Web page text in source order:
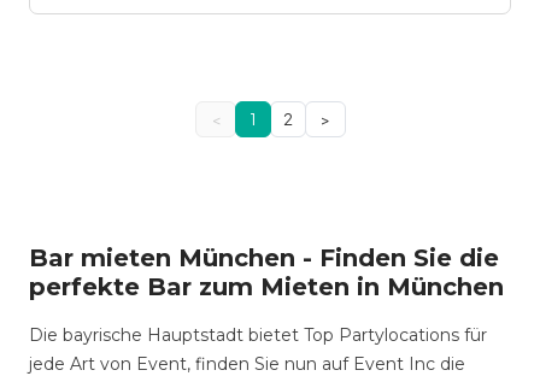
< 1 2 >
Bar mieten München - Finden Sie die
perfekte Bar zum Mieten in München
Die bayrische Hauptstadt bietet Top Partylocations für
jede Art von Event, finden Sie nun auf Event Inc die